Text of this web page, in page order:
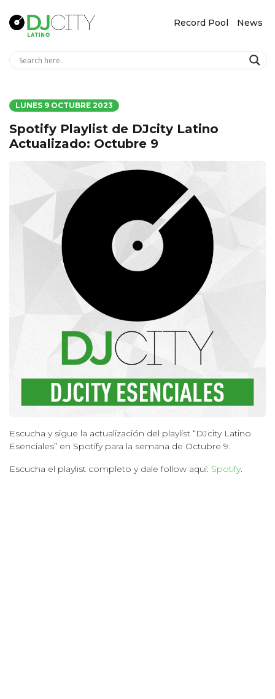
Record Pool News
LUNES 9 OCTUBRE 2023
Spotify Playlist de DJcity Latino
Actualizado: Octubre 9
Escucha y sigue la actualización del playlist “DJcity Latino
Esenciales” en Spotify para la semana de Octubre 9.
Escucha el playlist completo y dale follow aquí: Spotify.